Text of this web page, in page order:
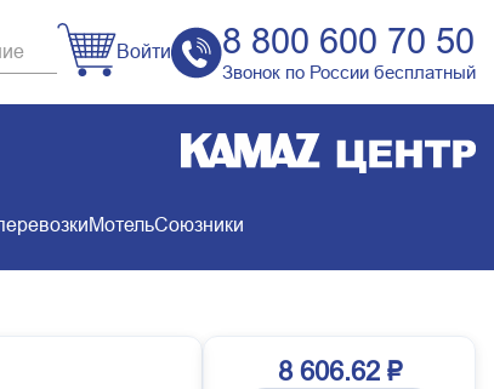
Войти 8 800 600 70 50
Звонок по России бесплатный
МотельСоюзники
8 606.62 ₽